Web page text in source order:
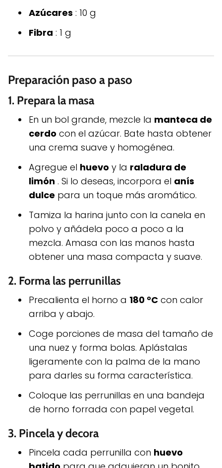
Azúcares : 10 g
Fibra : 1 g
Preparación paso a paso
1. Prepara la masa
En un bol grande, mezcle la manteca de
cerdo con el azúcar. Bate hasta obtener
una crema suave y homogénea.
Agregue el huevo y la raladura de
limón . Si lo deseas, incorpora el anís
dulce para un toque más aromático.
Tamiza la harina junto con la canela en
polvo y añádela poco a poco a la
mezcla. Amasa con las manos hasta
obtener una masa compacta y suave.
2. Forma las perrunillas
Precalienta el horno a 180 °C con calor
arriba y abajo.
Coge porciones de masa del tamaño de
una nuez y forma bolas. Aplástalas
ligeramente con la palma de la mano
para darles su forma característica.
Coloque las perrunillas en una bandeja
de horno forrada con papel vegetal.
3. Pincela y decora
Pincela cada perrunilla con huevo